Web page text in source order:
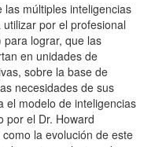
múltiples inteligencias
por el profesional
lograr, que las
en unidades de
sobre la base de
necesidades de sus
el modelo de inteligencias
por el Dr. Howard
la evolución de este